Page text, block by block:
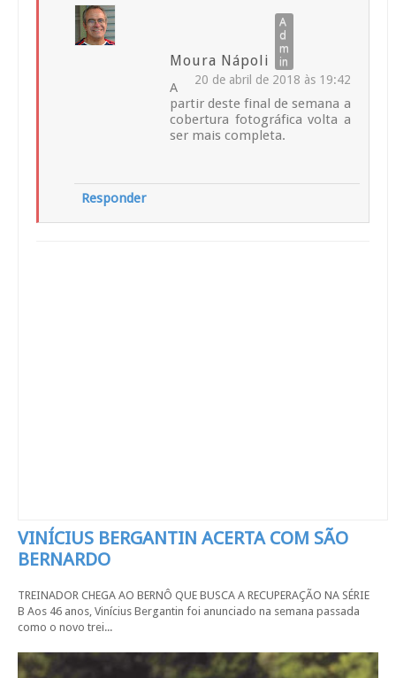
Moura Nápoli
20 de abril de 2018 às 19:42
A
partir deste final de semana a
cobertura fotográfica volta a
ser mais completa.
Responder
VINÍCIUS BERGANTIN ACERTA COM SÃO
BERNARDO
TREINADOR CHEGA AO BERNÔ QUE BUSCA A RECUPERAÇÃO NA SÉRIE
B Aos 46 anos, Vinícius Bergantin foi anunciado na semana passada
como o novo trei...